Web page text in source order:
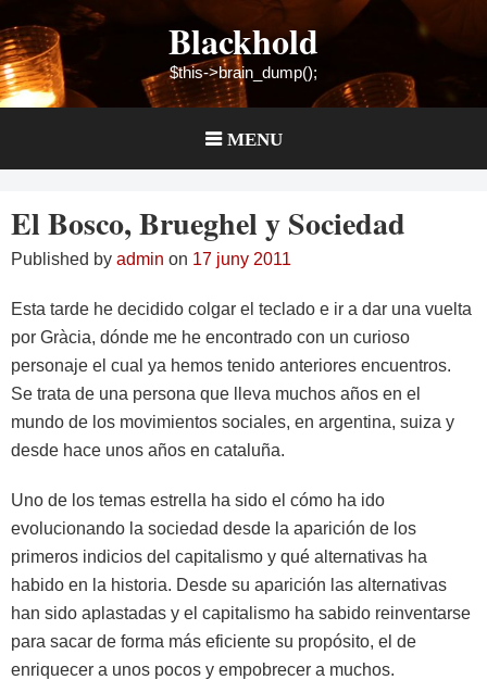
to
content
Blackhold
$this->brain_dump();
MENU
El Bosco, Brueghel y Sociedad
Published by admin on 17 juny 2011
Esta tarde he decidido colgar el teclado e ir a dar una vuelta
por Gràcia, dónde me he encontrado con un curioso
personaje el cual ya hemos tenido anteriores encuentros.
Se trata de una persona que lleva muchos años en el
mundo de los movimientos sociales, en argentina, suiza y
desde hace unos años en cataluña.
Uno de los temas estrella ha sido el cómo ha ido
evolucionando la sociedad desde la aparición de los
primeros indicios del capitalismo y qué alternativas ha
habido en la historia. Desde su aparición las alternativas
han sido aplastadas y el capitalismo ha sabido reinventarse
para sacar de forma más eficiente su propósito, el de
enriquecer a unos pocos y empobrecer a muchos.